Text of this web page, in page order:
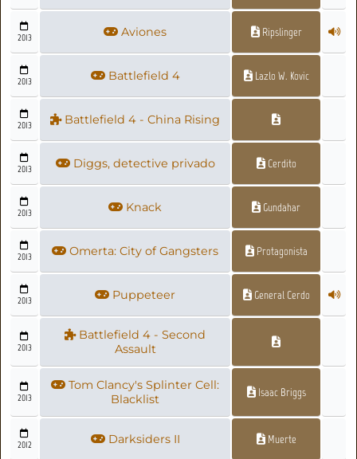
2013 Aviones Ripslinger
2013 Battlefield 4 Lazlo W. Kovic
2013 Battlefield 4 - China Rising
2013 Diggs, detective privado Cerdito
2013 Knack Gundahar
2013 Omerta: City of Gangsters Protagonista
2013 Puppeteer General Cerdo
2013
Battlefield 4 - Second
Assault
2013
Tom Clancy's Splinter Cell:
Blacklist
Isaac Briggs
2012 Darksiders II Muerte